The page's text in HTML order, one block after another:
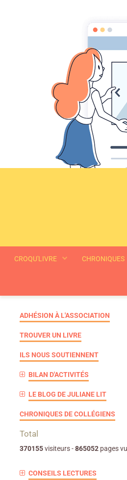
CROQU'LIVRE CHRONIQUES
ADHÉSION À L'ASSOCIATION
TROUVER UN LIVRE
ILS NOUS SOUTIENNENT
BILAN D'ACTIVITÉS
LE BLOG DE JULIANE LIT
CHRONIQUES DE COLLÉGIENS
Total
370155visiteurs -865052 pages
CONSEILS LECTURES